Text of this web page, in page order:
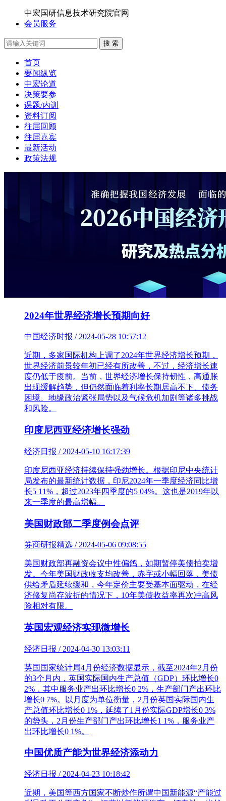
中宏国研信息技术研究院官网
会员服务
搜 索
首页
要闻纵览
中宏论道
决策要参
课题/内训
资料订阅
往届回顾
往届嘉宾
最新活动
政策法规
2024年世界经济增长预期向好
中国经济时报 / 2024-05-28 10:57:12
近期，多家国际机构上调了2024年世界经济增长预期，
世界经济前景较年初已经有所改善，不过，经济增长速
度仍低于疫前。当前，世界经济增长保持韧性，高通胀
出现缓解趋势，但仍然面临着利率长期居高不下、债务
困境、地缘政治紧张局势以及气候危机加剧等诸多挑战
和风险。
印度尼西亚经济增长强劲
经济日报 / 2024-05-10 16:17:39
印度尼西亚经济持续保持强劲增长。根据印尼中央统计
局发布的最新统计数据，印尼2024年一季度经济同比增
长5 11%，超过2023年四季度的5 04%。这也是2019年以
来一季度的最高增幅。
美国财政部二季度例会点评
券商研报精选 / 2024-05-06 09:08:55
美国财政部再融资会议中性偏鸽，如期暂停美债拍卖增
发。今年美国财政收支均改善，赤字或小幅回落，美债
供给矛盾延续缓和，今年定价主要受基本面驱动，在经
济修复尚存波折的情况下，10年美债收益率再次冲高风
险相对有限。
英国宏观经济实现微增长
经济日报 / 2024-04-30 13:03:11
英国国家统计局4月份经济数据显示，截至2024年2月份
的3个月内，英国实际国内生产总值（GDP）环比增长0
2%，其中服务业产出环比增长0 2%，生产部门产出环比
增长0 7%。以月度为单位衡量，2月份英国实际国内生
产总值环比增长0 1%，延续了1月份实际GDP增长0 3%
的势头，2月份生产部门产出环比增长1 1%，服务业产
出环比增长0 1%。
中国优质产能为世界经济添动力
经济日报 / 2024-04-23 10:18:42
近期，美国等西方国家不断炒作所谓中国新能源“产能过